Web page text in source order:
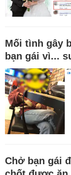
Mối tình gây
bạn gái vì...
Chở bạn gái